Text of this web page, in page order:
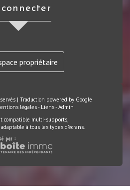
connecter
propriétaire
| Traduction powered by Google
légales- Liens-Admin
compatible multi-supports,
à tous les types d'écrans.